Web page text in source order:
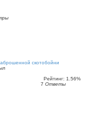
скотобойни
Рейтинг: 1.56%
7 Ответы